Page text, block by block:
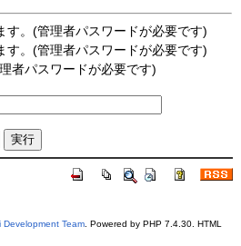
す。(管理者パスワードが必要です)
す。(管理者パスワードが必要です)
者パスワードが必要です)
Development Team. Powered by PHP 7.4.30. HTML